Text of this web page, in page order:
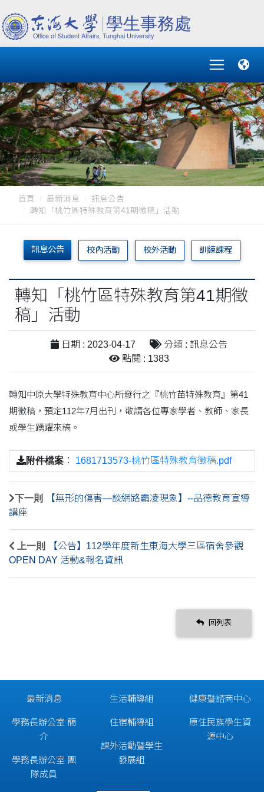
首頁 最新消息
訊息公告
轉知「桃竹區特殊教育第41期徵稿」活動
訊息公告 校內活動 校外活動 訓練課程
轉知「桃竹區特殊教育第41期徵
稿」活動
日期 : 2023-04-17
分類 : 訊息公告
點閱 : 1383
轉知中原大學特殊教育中心所發行之『桃竹苗特殊教育』第41
期徵稿，預定112年7月出刊，敬請各位專家學者、教師、家長
或學生踴躍來稿。
附件檔案 ： 1681713573-桃竹區特殊教育徵稿.pdf
下一則
【無形的傷害—談網路霸凌現象】--品德教育宣導
講座
上一則
【公告】112學年度新生東海大學三區宿舍參觀
OPEN DAY 活動&報名資訊
回列表
最新消息
學務長辦公室 簡
介
學務長辦公室 團
隊成員
生活輔導組
住宿輔導組
課外活動暨學生
發展組
健康暨諮商中心
原住民族學生資
源中心